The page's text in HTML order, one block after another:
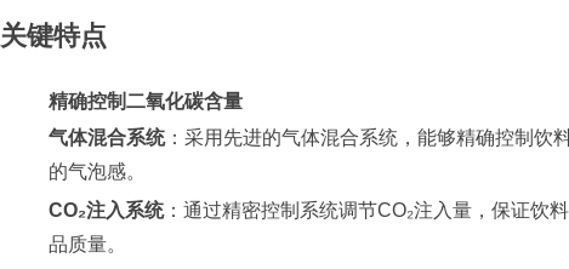
关键特点
精确控制二氧化碳含量
气体混合系统：采用先进的气体混合系统，能够精确控制饮
的气泡感。
CO₂注入系统：通过精密控制系统调节CO₂注入量，保证饮
品质量。